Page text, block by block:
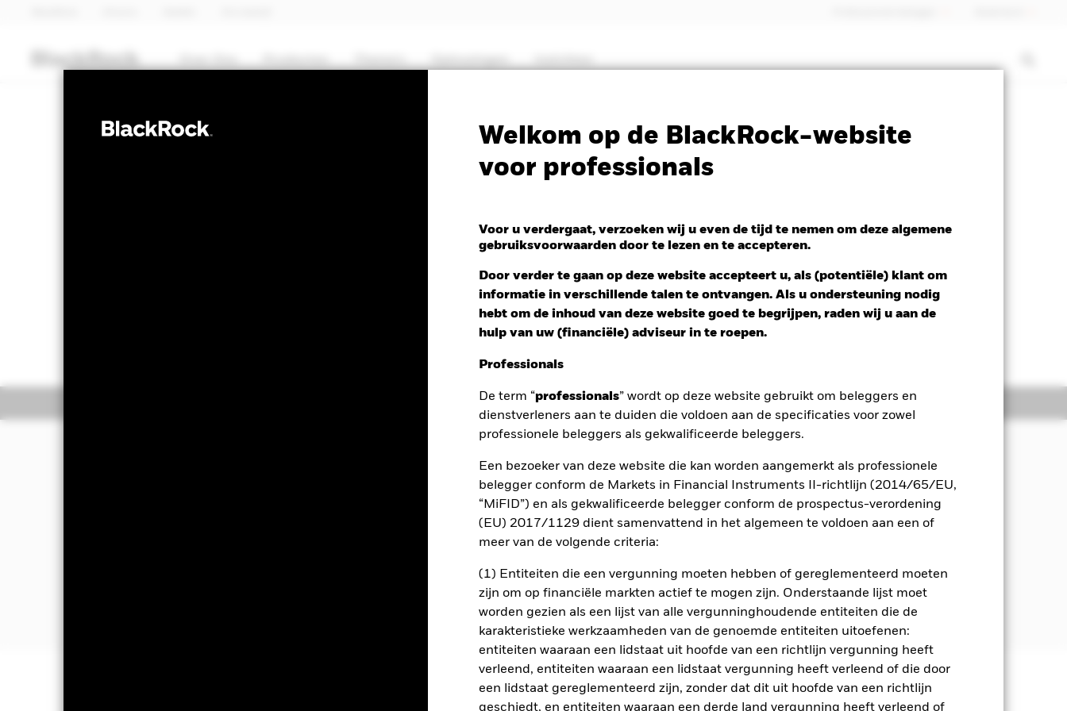
Welkom op de BlackRock-website
voor professionals
Voor u verdergaat, verzoeken wij u even de tijd te nemen om deze algemene
gebruiksvoorwaarden door te lezen en te accepteren.
Door verder te gaan op deze website accepteert u, als (potentiële) klant om
informatie in verschillende talen te ontvangen. Als u ondersteuning nodig
hebt om de inhoud van deze website goed te begrijpen, raden wij u aan de
hulp van uw (financiële) adviseur in te roepen.
Professionals
De term “professionals” wordt op deze website gebruikt om beleggers en
dienstverleners aan te duiden die voldoen aan de specificaties voor zowel
professionele beleggers als gekwalificeerde beleggers.
Een bezoeker van deze website die kan worden aangemerkt als professionele
belegger conform de Markets in Financial Instruments II-richtlijn (2014/65/EU,
“MiFID”) en als gekwalificeerde belegger conform de prospectus-verordening
(EU) 2017/1129 dient samenvattend in het algemeen te voldoen aan een of
meer van de volgende criteria:
(1) Entiteiten die een vergunning moeten hebben of gereglementeerd moeten
zijn om op financiële markten actief te mogen zijn. Onderstaande lijst moet
worden gezien als een lijst van alle vergunninghoudende entiteiten die de
karakteristieke werkzaamheden van de genoemde entiteiten uitoefenen:
entiteiten waaraan een lidstaat uit hoofde van een richtlijn vergunning heeft
verleend, entiteiten waaraan een lidstaat vergunning heeft verleend of die door
een lidstaat gereglementeerd zijn, zonder dat dit uit hoofde van een richtlijn
geschiedt, en entiteiten waaraan een derde land vergunning heeft verleend of
OBLIGATIES
PRIIP KID Factsheet Prospectus Download
BGF US Dollar Short Duration Bond
Verandering NAV 1 dag per 06/aug/2026
Kerngegevens Managers Posities Documenten
Het Fonds streeft naar een maximaal rendement op uw belegging door een combinatie van kapitaalgroei en inkomsten uit de activa van het
Het Fonds belegt ten minste 80% van zijn totale activa in vastrentende (VR-) effecten. Hiertoe behoren obligaties en geldmarktinstrumenten
De VR-effecten kunnen zijn uitgegeven door de Amerikaanse (VS) overheid en haar instellingen, niet-Amerikaanse overheden en
overheidsinstellingen, evenals bedrijven en supranationale instellingen (bv. de Internationale Bank voor Wederopbouw en Ontwikkeling), die
De waarde en het rendement van beleggingen kunnen dalen en stijgen, en zijn niet